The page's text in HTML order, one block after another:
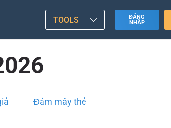
TOOLS
ĐĂNG
NHẬP
Đám mây thẻ